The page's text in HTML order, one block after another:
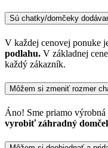
Sú chatky/domčeky
V každej cenovej ponuke
podlahu. V základnej
každý zákazník.
Môžem si zmeniť rozmer
Áno! Sme priamo
vyrobiť záhradný